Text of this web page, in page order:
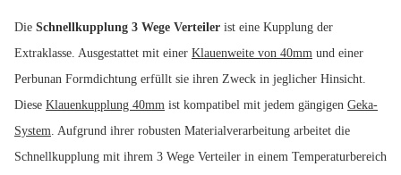
Die Schnellkupplung 3 Wege Verteiler ist eine Kupplung der
Extraklasse. Ausgestattet mit einer Klauenweite von 40mm und einer
Perbunan Formdichtung erfüllt sie ihren Zweck in jeglicher Hinsicht.
Diese Klauenkupplung 40mm ist kompatibel mit jedem gängigen Geka-
System . Aufgrund ihrer robusten Materialverarbeitung arbeitet die
Schnellkupplung mit ihrem 3 Wege Verteiler in einem Temperaturbereich